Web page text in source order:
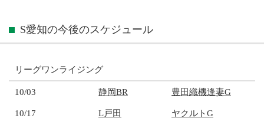
S愛知の今後のスケジュール
リーグワンライジング
10/03 静岡BR 豊田織機逢妻G
10/17 L戸田 ヤクルトG